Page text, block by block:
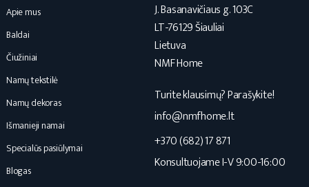
Apie mus
Baldai
Čiužiniai
Namų tekstilė
Namų dekoras
Išmanieji namai
Specialūs pasiūlymai
Blogas
J. Basanavičiaus g. 103C
LT-76129 Šiauliai
Lietuva
NMF Home
Turite klausimų? Parašykite!
info@nmfhome.lt
+370 (682) 17 871
Konsultuojame I-V 9:00-16:00